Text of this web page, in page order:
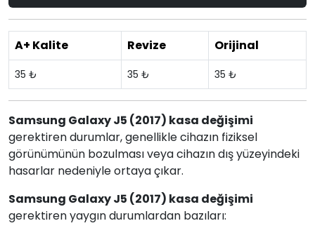
A+ Kalite Revize Orijinal
35 ₺ 35 ₺ 35 ₺
Samsung Galaxy J5 (2017) kasa değişimi
gerektiren durumlar, genellikle cihazın fiziksel
görünümünün bozulması veya cihazın dış yüzeyindeki
hasarlar nedeniyle ortaya çıkar.
Samsung Galaxy J5 (2017) kasa değişimi
gerektiren yaygın durumlardan bazıları: